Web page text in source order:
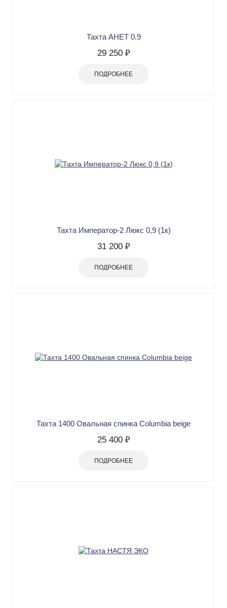
Тахта АНЕТ 0.9
29 250 ₽
ПОДРОБНЕЕ
Тахта Император-2 Люкс 0,9 (1к)
31 200 ₽
ПОДРОБНЕЕ
Тахта 1400 Овальная спинка Columbia beige
25 400 ₽
ПОДРОБНЕЕ